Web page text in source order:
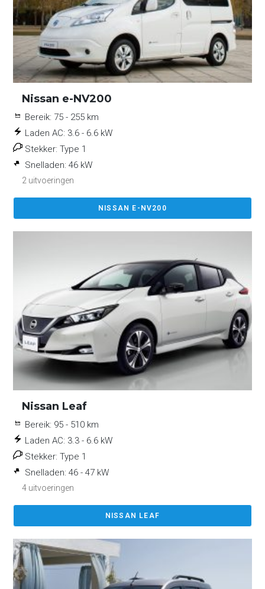
Nissan e-NV200
Bereik: 75 - 255 km
Laden AC: 3.6 - 6.6 kW
Stekker: Type 1
Snelladen: 46 kW
2 uitvoeringen
NISSAN E-NV200
Nissan Leaf
Bereik: 95 - 510 km
Laden AC: 3.3 - 6.6 kW
Stekker: Type 1
Snelladen: 46 - 47 kW
4 uitvoeringen
NISSAN LEAF